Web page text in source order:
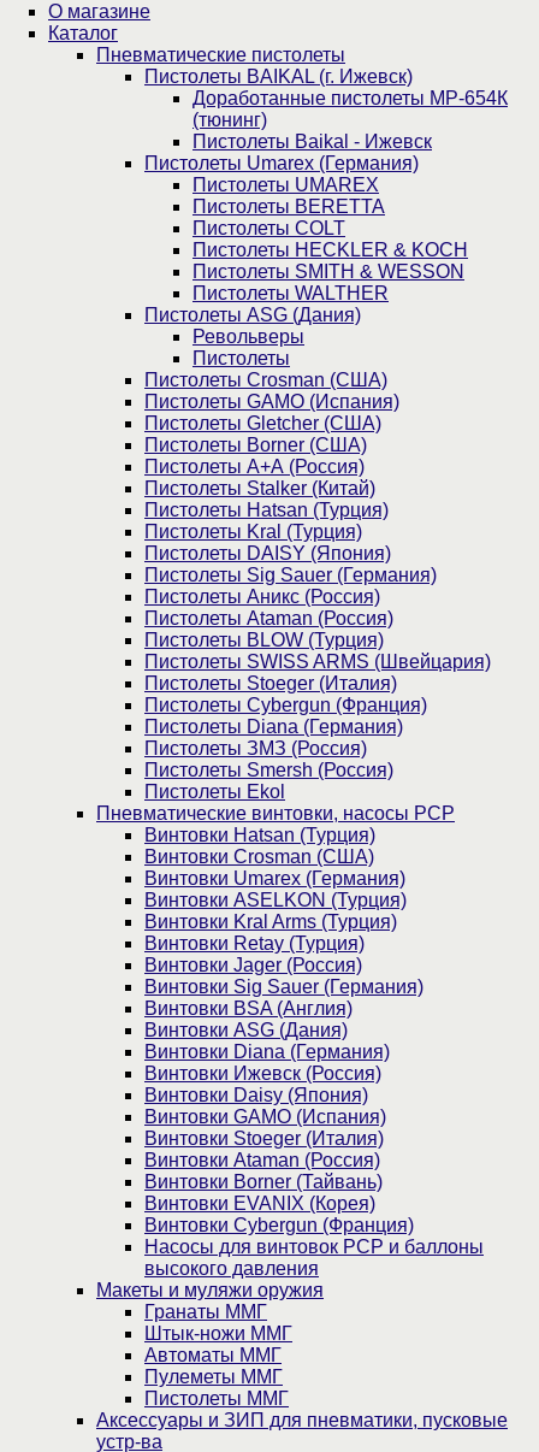
О магазине
Каталог
Пнев­ма­ти­чес­кие пистолеты
Пистолеты BAIKAL (г. Ижевск)
Доработанные пистолеты МР-654К
(тюнинг)
Пистолеты Baikal - Ижевск
Пистолеты Umarex (Германия)
Пистолеты UMAREX
Пистолеты BERETTA
Пистолеты COLT
Пистолеты HECKLER & KOCH
Пистолеты SMITH & WESSON
Пистолеты WALTHER
Пистолеты ASG (Дания)
Револьверы
Пистолеты
Пистолеты Crosman (США)
Пистолеты GAMO (Испания)
Пистолеты Gletcher (США)
Пистолеты Borner (США)
Пистолеты А+А (Россия)
Пистолеты Stalker (Китай)
Пистолеты Hatsan (Турция)
Пистолеты Kral (Турция)
Пистолеты DAISY (Япония)
Пистолеты Sig Sauer (Германия)
Пистолеты Аникс (Россия)
Пистолеты Ataman (Россия)
Пистолеты BLOW (Турция)
Пистолеты SWISS ARMS (Швейцария)
Пистолеты Stoeger (Италия)
Пистолеты Cybergun (Франция)
Пистолеты Diana (Германия)
Пистолеты ЗМЗ (Россия)
Пистолеты Smersh (Россия)
Пистолеты Ekol
Пневматические винтовки, насосы PCP
Винтовки Hatsan (Турция)
Винтовки Crosman (США)
Винтовки Umarex (Германия)
Винтовки ASELKON (Турция)
Винтовки Kral Arms (Турция)
Винтовки Retay (Турция)
Винтовки Jager (Россия)
Винтовки Sig Sauer (Германия)
Винтовки BSA (Англия)
Винтовки ASG (Дания)
Винтовки Diana (Германия)
Винтовки Ижевск (Россия)
Винтовки Daisy (Япония)
Винтовки GAMO (Испания)
Винтовки Stoeger (Италия)
Винтовки Ataman (Россия)
Винтовки Borner (Тайвань)
Винтовки EVANIX (Корея)
Винтовки Cybergun (Франция)
Насосы для винтовок PCP и баллоны
высокого давления
Макеты и муляжи оружия
Гранаты ММГ
Штык-ножи ММГ
Автоматы ММГ
Пулеметы ММГ
Пистолеты ММГ
Аксессуары и ЗИП для пневматики, пусковые
устр-ва